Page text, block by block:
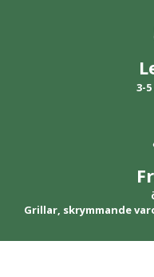
3-
Grillar, skrymmande